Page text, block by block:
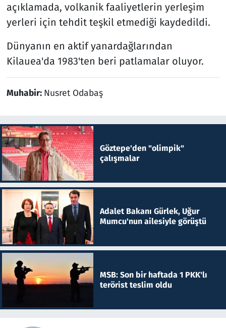
açıklamada, volkanik faaliyetlerin yerleşim
yerleri için tehdit teşkil etmediği kaydedildi.
Dünyanın en aktif yanardağlarından
Kilauea'da 1983'ten beri patlamalar oluyor.
Muhabir: Nusret Odabaş
Göztepe'den "olimpik"
çalışmalar
Adalet Bakanı Gürlek, Uğur
Mumcu'nun ailesiyle görüştü
MSB: Son bir haftada 1 PKK'lı
terörist teslim oldu